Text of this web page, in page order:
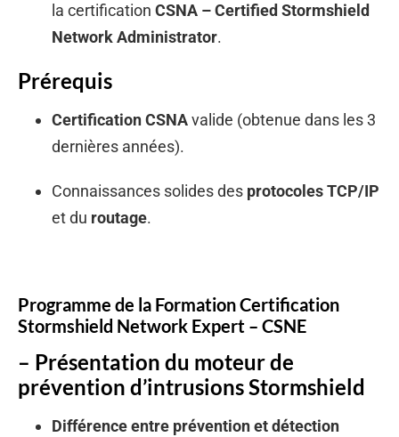
la certification CSNA – Certified Stormshield
Network Administrator.
Prérequis
Certification CSNAvalide (obtenue dans les 3
dernières années).
Connaissances solides des protocoles TCP/IP
et du routage.
Programme de la Formation Certification
Stormshield Network Expert – CSNE
– Présentation du moteur de
prévention d’intrusions Stormshield
Différence entre prévention et détection